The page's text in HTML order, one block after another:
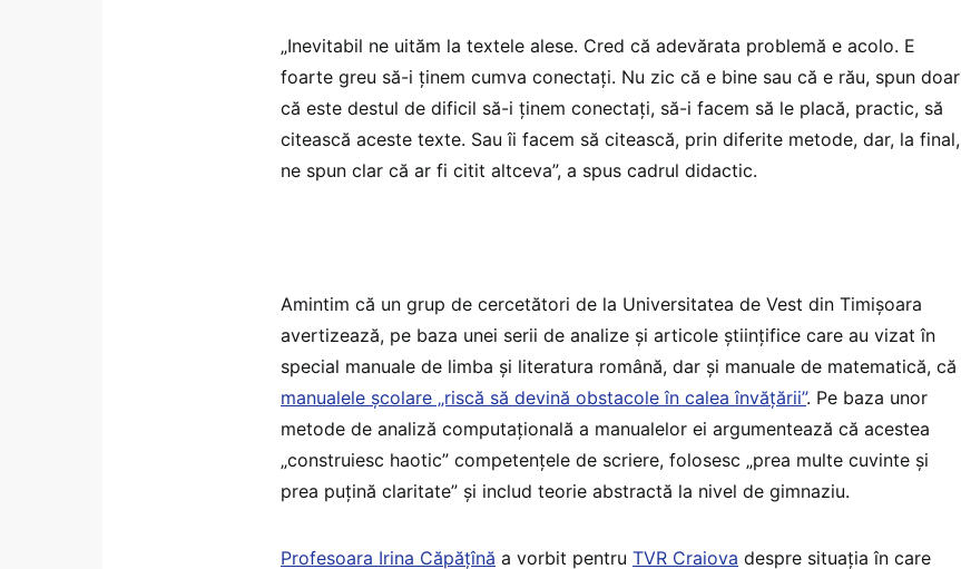
„Inevitabil ne uităm la textele alese. Cred că adevărata problemă e acolo. E
foarte greu să-i ținem cumva conectați. Nu zic că e bine sau că e rău, spun doar
că este destul de dificil să-i ținem conectați, să-i facem să le placă, practic, să
citească aceste texte. Sau îi facem să citească, prin diferite metode, dar, la final,
ne spun clar că ar fi citit altceva”, a spus cadrul didactic.
Amintim că un grup de cercetători de la Universitatea de Vest din Timișoara
avertizează, pe baza unei serii de analize și articole științifice care au vizat în
special manuale de limba și literatura română, dar și manuale de matematică, că
manualele școlare „riscă să devină obstacole în calea învățării”. Pe baza unor
metode de analiză computațională a manualelor ei argumentează că acestea
„construiesc haotic” competențele de scriere, folosesc „prea multe cuvinte și
prea puțină claritate” și includ teorie abstractă la nivel de gimnaziu.
Profesoara Irina Căpățînă a vorbit pentru TVR Craiova despre situația în care